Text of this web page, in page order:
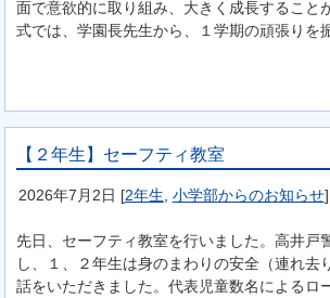
面で意欲的に取り組み、大きく成長すること
式では、学園長先生から、１学期の頑張りを
【２年生】セーフティ教室
2026年7月2日 [2年生 小学部からのお知らせ]
先日、セーフティ教室を行いました。高井戸
し、１、２年生は身のまわりの安全（連れ去
話をいただきました。代表児童数名によるロ